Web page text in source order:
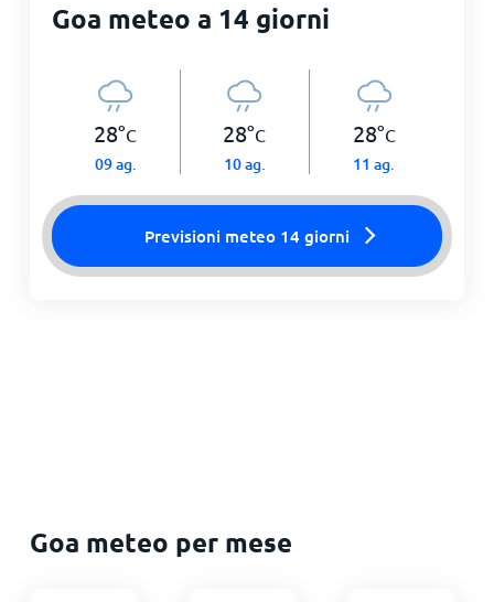
Goa meteo a 14 giorni
28°C
09 ag.
28°C
10 ag.
28°C
11 ag.
Previsioni meteo 14 giorni
Goa meteo per mese